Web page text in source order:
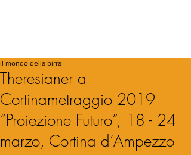
Theresianer a
Cortinametraggio 2019
“Proiezione Futuro”, 18 - 24
marzo, Cortina d’Ampezzo
il mondo della birra